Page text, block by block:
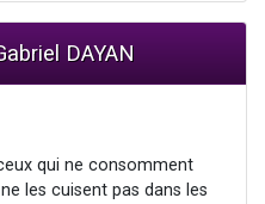
DAYAN
qui ne consomment
les cuisent pas dans les